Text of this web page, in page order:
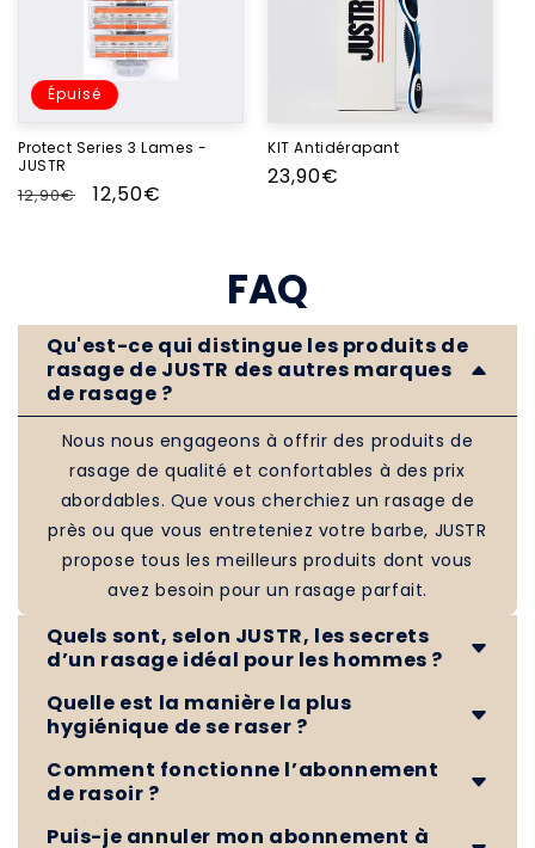
Épuisé
Protect Series 3 Lames -
JUSTR
Prix
12,90€
Prix
12,50€
KIT Antidérapant
Prix
23,90€
FAQ
Qu'est-ce qui distingue les produits de
rasage de JUSTR des autres marques
de rasage ?
Nous nous engageons à offrir des produits de
rasage de qualité et confortables à des prix
abordables. Que vous cherchiez un rasage de
près ou que vous entreteniez votre barbe, JUSTR
propose tous les meilleurs produits dont vous
avez besoin pour un rasage parfait.
Quels sont, selon JUSTR, les secrets
d’un rasage idéal pour les hommes ?
Avant de vous raser, vous avez besoin des bons
outils. Heureusement, avec notre checklist de
rasage et notre boutique tout-en-un, vous
pouvez facilement vous équiper pour une
épilation sans tracas à vie.
Quelle est la manière la plus
hygiénique de se raser ?
Pour obtenir un rasage net et doux tout en
évitant les désagréments comme les brûlures
du rasoir, l’acné ou les démangeaisons, suivez
Comment fonctionne l’abonnement
de rasoir ?
Vous recevez des recharges de lames
Puis-je annuler mon abonnement à